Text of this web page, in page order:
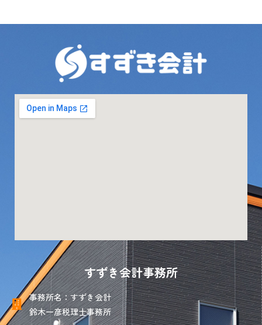
すずき会計事務所
事務所名：すずき会計
鈴木一彦税理士事務所